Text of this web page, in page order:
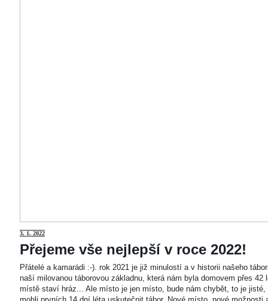
3. 1. 2022
Přejeme vše nejlepší v roce 2022!
Přátelé a kamarádi :-). rok 2021 je již minulostí a v historii našeho
naší milovanou táborovou základnu, která nám byla domovem přes
místě staví hráz... Ale místo je jen místo, bude nám chybět, to je